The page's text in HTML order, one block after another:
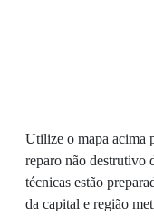
Utilize o mapa acima
reparo não destrutivo
técnicas estão
da capital e região